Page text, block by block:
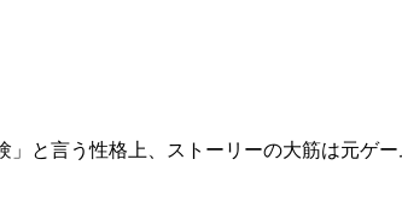
と言う性格上、ストーリーの大筋は元ゲ